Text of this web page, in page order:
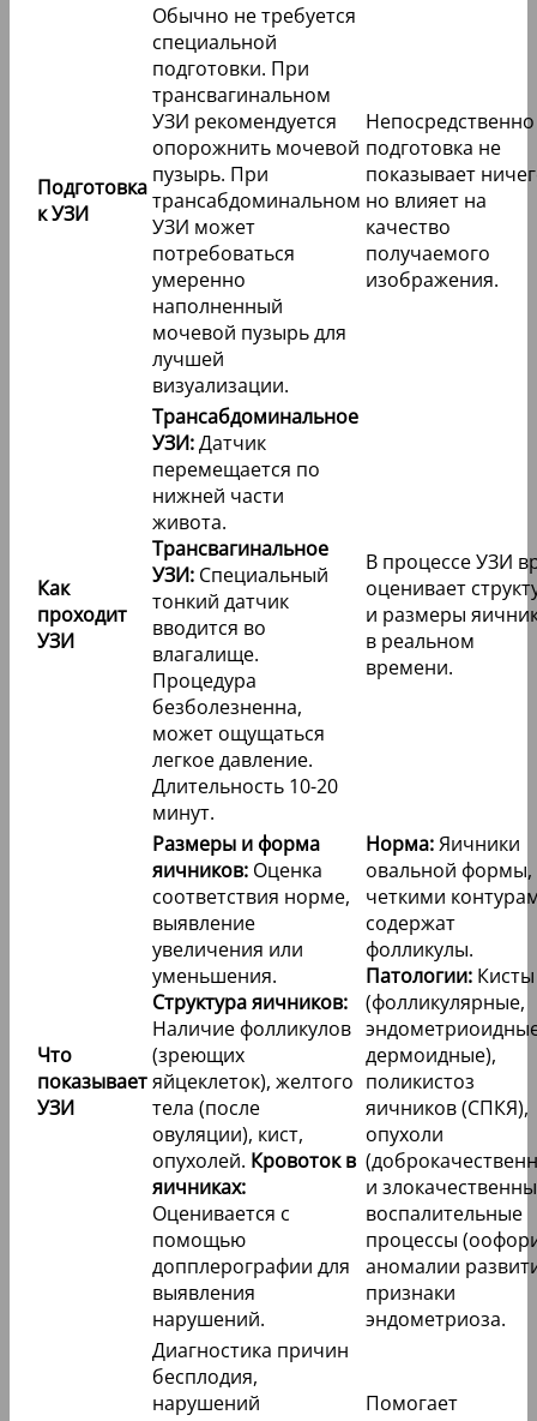
Подготовка
к УЗИ
Обычно не требуется
специальной
подготовки. При
трансвагинальном
УЗИ рекомендуется
опорожнить мочевой
пузырь. При
трансабдоминальном
УЗИ может
потребоваться
умеренно
наполненный
мочевой пузырь для
лучшей
визуализации.
Непосредственно
подготовка не
показывает
но влияет на
качество
получаемого
изображения.
Как
проходит
УЗИ
Трансабдоминальное
УЗИ:Датчик
перемещается по
нижней части
живота.
Трансвагинальное
УЗИ: Специальный
тонкий датчик
вводится во
влагалище.
Процедура
безболезненна,
может ощущаться
легкое давление.
Длительность 10-20
минут.
В процессе УЗИ
оценивает
и размеры
в реальном
времени.
Что
показывает
УЗИ
Размеры и форма
яичников: Оценка
соответствия норме,
выявление
увеличения или
уменьшения.
Структура яичников:
Наличие фолликулов
(зреющих
яйцеклеток), желтого
тела (после
овуляции), кист,
опухолей. Кровоток в
яичниках:
Оценивается с
помощью
допплерографии для
выявления
нарушений.
Норма:Яичники
овальной формы,
четкими
содержат
фолликулы.
Патологии: Кисты
(фолликулярные,
дермоидные),
поликистоз
яичников (СПКЯ),
опухоли
и
воспалительные
процессы
аномалии
признаки
эндометриоза.
Диагностика причин
бесплодия,
нарушений
Помогает